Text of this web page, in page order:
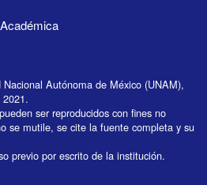
Autónoma de México (UNAM),
ser reproducidos con fines no
se mutile, se cite la fuente completa y su
previo por escrito de la institución.